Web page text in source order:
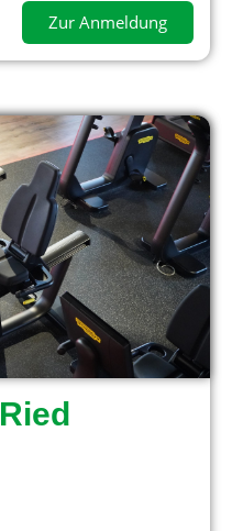
Zur Anmeldung
Ried